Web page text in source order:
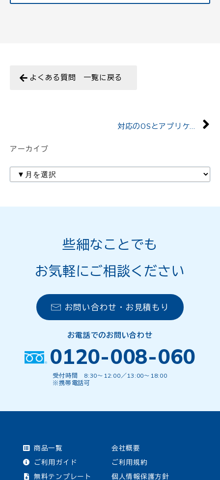
よくある質問 一覧に戻る
対応のOSとアプリケーションのバージョンを教えてください
アーカイブ
些細なことでも
お気軽にご相談ください
お問い合わせ・お見積もり
お電話でのお問い合わせ
0120-008-060
受付時間 8:30〜12:00／13:00〜18:00
※携帯電話可
商品一覧
ご利用ガイド
無料テンプレート
会社概要
ご利用規約
個人情報保護方針